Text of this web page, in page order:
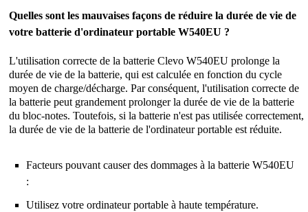
Quelles sont les mauvaises façons de réduire la durée de vie de
votre batterie d'ordinateur portable W540EU ?
L'utilisation correcte de labatterie Clevo W540EUprolonge la
durée de vie de la batterie, qui est calculée en fonction du cycle
moyen de charge/décharge. Par conséquent, l'utilisation correcte de
la batterie peut grandement prolonger la durée de vie de la batterie
du bloc-notes. Toutefois, si la batterie n'est pas utilisée correctement,
la durée de vie de la batterie de l'ordinateur portable est réduite.
Facteurs pouvant causer des dommages à la batterie W540EU
:
Utilisez votre ordinateur portable à haute température.